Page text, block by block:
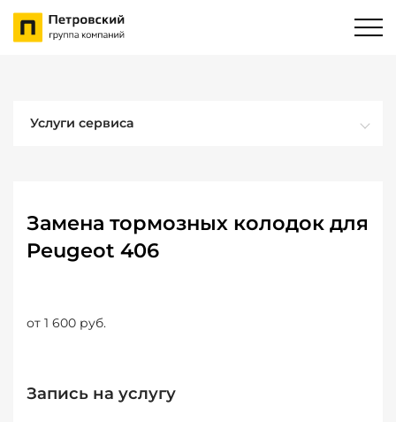
Услуги сервиса
Замена тормозных колодок для
Peugeot 406
от 1 600 руб.
Запись на услугу